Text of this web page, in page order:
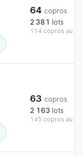
64 copros
2 381 lots
114 copros au
63 copros
2 163 lots
145 copros au